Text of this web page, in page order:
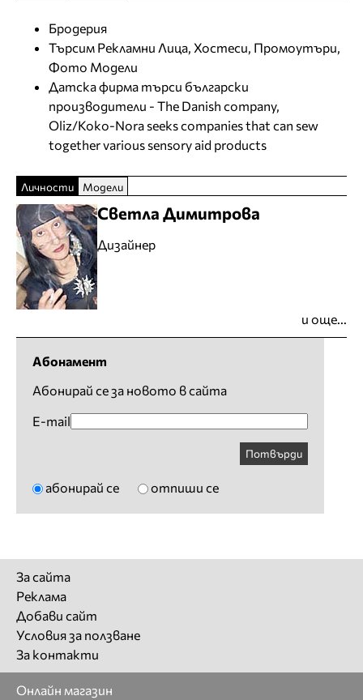
Бродерия
Търсим Рекламни Лица, Хостеси, Промоутъри,
Фото Модели
Датска фирма търси български
производители - The Danish company,
Oliz/Koko-Nora seeks companies that can sew
together various sensory aid products
Личности Модели
Светла Димитрова
Дизайнер
и още...
Абонамент
Абонирай се за новото в сайта
E-mail
Потвърди
абонирай се отпиши се
За сайта
Реклама
Добави сайт
Условия за ползване
За контакти
Онлайн магазин